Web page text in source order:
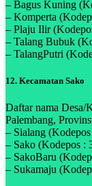
– Bagus Kuning
– Komperta
– Plaju Ilir
– Talang Bubuk
– TalangPutri
12. Kecamatan Sako
Daftar nama Desa/
Palembang,
– Sialang
– Sako (Kodepos :
– SakoBaru
– Sukamaju